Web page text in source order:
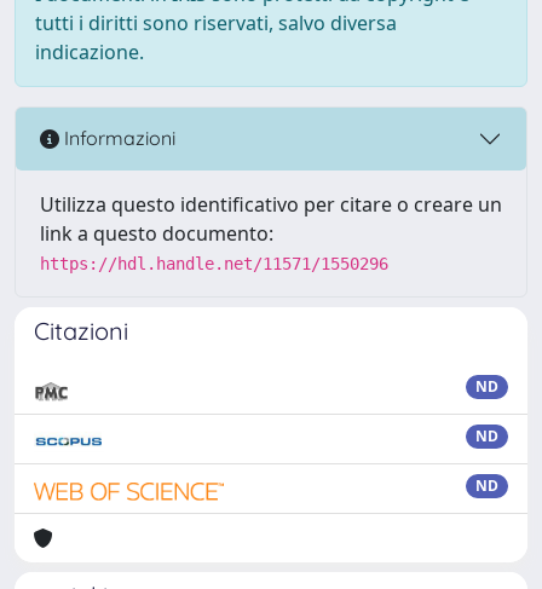
tutti i diritti sono riservati, salvo diversa
indicazione.
Informazioni
Utilizza questo identificativo per citare o creare un
link a questo documento:
https://hdl.handle.net/11571/1550296
Citazioni
ND
ND
ND